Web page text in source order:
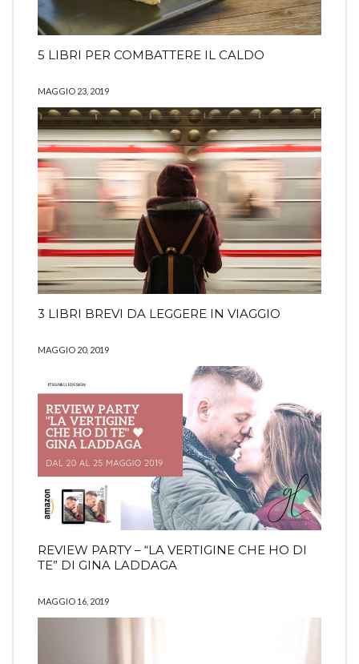
5 LIBRI PER COMBATTERE IL CALDO
MAGGIO 23, 2019
3 LIBRI BREVI DA LEGGERE IN VIAGGIO
MAGGIO 20, 2019
REVIEW PARTY – “LA VERTIGINE CHE HO DI
TE” DI GINA LADDAGA
MAGGIO 16, 2019